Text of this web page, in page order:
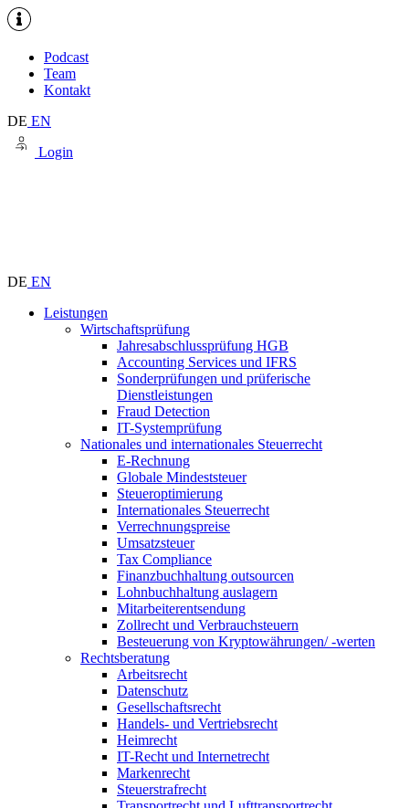
Podcast
Team
Kontakt
DE EN
Login
DE EN
Leistungen
Wirtschaftsprüfung
Jahresabschlussprüfung HGB
Accounting Services und IFRS
Sonderprüfungen und prüferische
Dienstleistungen
Fraud Detection
IT-Systemprüfung
Nationales und internationales Steuerrecht
E-Rechnung
Globale Mindeststeuer
Steueroptimierung
Internationales Steuerrecht
Verrechnungspreise
Umsatzsteuer
Tax Compliance
Finanzbuchhaltung outsourcen
Lohnbuchhaltung auslagern
Mitarbeiterentsendung
Zollrecht und Verbrauchsteuern
Besteuerung von Kryptowährungen/ -werten
Rechtsberatung
Arbeitsrecht
Datenschutz
Gesellschaftsrecht
Handels- und Vertriebsrecht
Heimrecht
IT-Recht und Internetrecht
Markenrecht
Steuerstrafrecht